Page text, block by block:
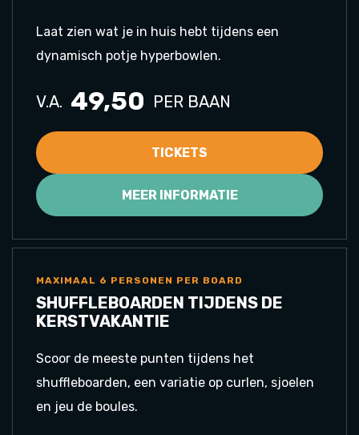
Laat zien wat je in huis hebt tijdens een
dynamisch potje hyperbowlen.
V.A. 49,50 PER BAAN
TICKETS
MEER INFORMATIE
MAXIMAAL 6 PERSONEN PER BOARD
SHUFFLEBOARDEN TIJDENS DE
KERSTVAKANTIE
Scoor de meeste punten tijdens het
shuffleboarden, een variatie op curlen, sjoelen
en jeu de boules.